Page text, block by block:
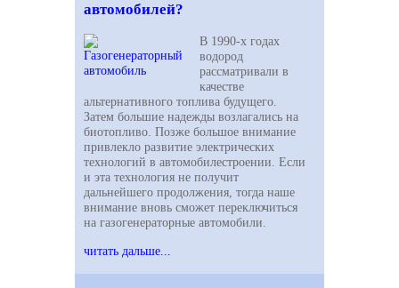
автомобилей?
В 1990-х годах
водород
рассматривали в
качестве
альтернативного топлива будущего.
Затем большие надежды возлагались на
биотопливо. Позже большое внимание
привлекло развитие электрических
технологий в автомобилестроении. Если
и эта технология не получит
дальнейшего продолжения, тогда наше
внимание вновь сможет переключиться
на газогенераторные автомобили.
читать дальше...